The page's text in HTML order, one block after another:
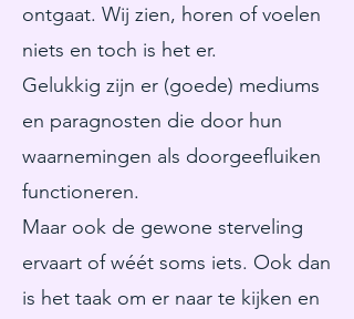
ontgaat. Wij zien, horen of voelen
niets en toch is het er.
Gelukkig zijn er (goede) mediums
en paragnosten die door hun
waarnemingen als doorgeefluiken
functioneren.
Maar ook de gewone sterveling
ervaart of wéét soms iets. Ook dan
is het taak om er naar te kijken en